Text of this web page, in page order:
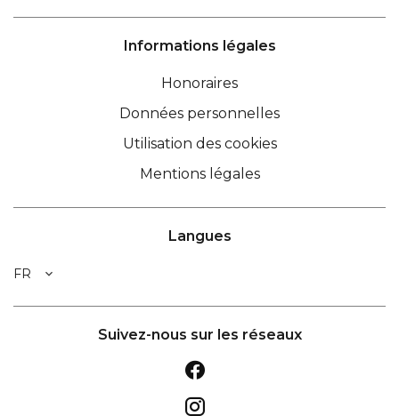
Informations légales
Honoraires
Données personnelles
Utilisation des cookies
Mentions légales
Langues
FR
Suivez-nous sur les réseaux